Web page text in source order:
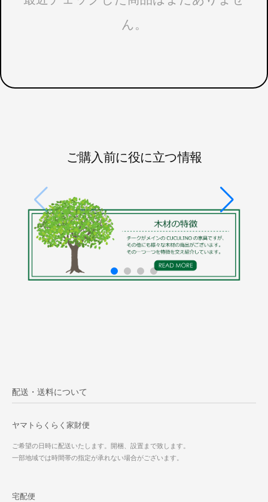
ん。
ご購入前に役に立つ情報
配送・送料について
ヤマトらくらく家財便
ご希望の日時に配送いたします。開梱、設置まで致します。
一部地域では時間帯の指定が承れない場合がございます。
宅配便